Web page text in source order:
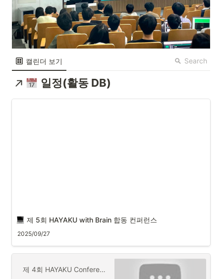
캘린더 보기 Search
일정(활동 DB)
제 5회 HAYAKU with Brain 합동 컨퍼런스
2025/09/27
제 4회 HAYAKU Conference